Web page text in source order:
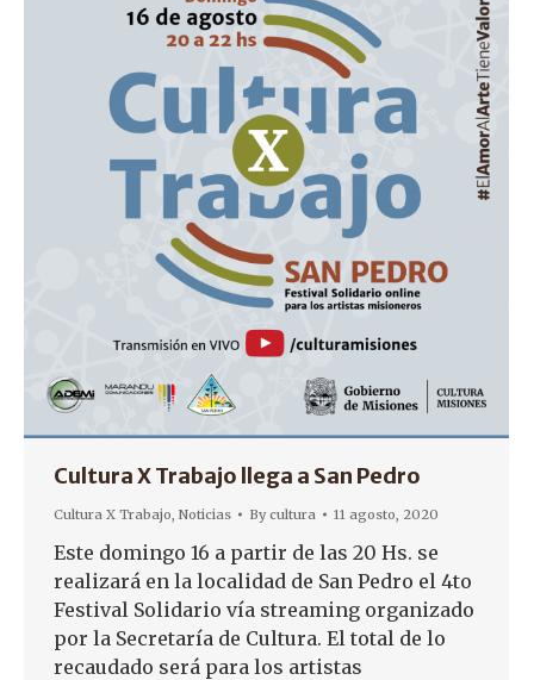
Cultura X Trabajo llega a San Pedro
Cultura X Trabajo, Noticias Bycultura 11 agosto, 2020
Este domingo 16 a partir de las 20 Hs. se
realizará en la localidad de San Pedro el 4to
Festival Solidario vía streaming organizado
por la Secretaría de Cultura. El total de lo
recaudado será para los artistas